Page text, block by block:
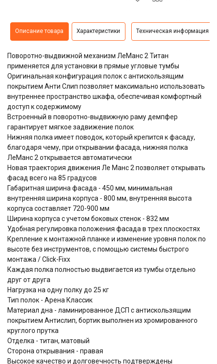
Описание товара Характеристики Техническая информация
Поворотно-выдвижной механизм ЛеМанс 2 Титан
применяется для установки в прямые угловые тумбы
Оригинальная конфигурация полок с антискользящим
покрытием Анти Слип позволяет максимально использовать
внутреннее пространство шкафа, обеспечивая комфортный
доступ к содержимому
Встроенный в поворотно-выдвижную раму демпфер
гарантирует мягкое задвижение полок
Нижняя полка имеет поводок, который крепится к фасаду,
благодаря чему, при открывании фасада, нижняя полка
ЛеМанс 2 открывается автоматически
Новая траектория движения Ле Манс 2 позволяет открывать
фасад всего на 85 градусов
Габаритная ширина фасада - 450 мм, минимальная
внутренняя ширина корпуса - 800 мм, внутренняя высота
корпуса составляет 720-900 мм
Ширина корпуса с учетом боковых стенок - 832 мм
Удобная регулировка положения фасада в трех плоскостях
Крепление к монтажной планке и изменение уровня полок по
высоте без инструментов, с помощью системы быстрого
монтажа / Click-Fixx
Каждая полка полностью выдвигается из тумбы отдельно
друг от друга
Нагрузка на одну полку до 25 кг
Тип полок - Арена Классик
Материал дна - ламинированное ДСП с антискользящим
покрытием Антислип, бортик выполнен из хромированного
круглого прутка
Отделка - титан, матовый
Сторона открывания - правая
Высокое качество и долговечность подтверждены